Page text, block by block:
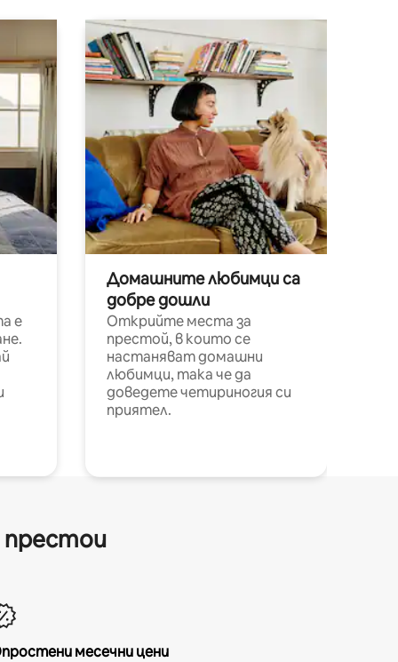
е
Домашните любимци са
добре дошли
Открийте места за
престой, в които се
настаняват домашни
любимци, така че да
доведете четириногия си
приятел.
престои
месечни цени